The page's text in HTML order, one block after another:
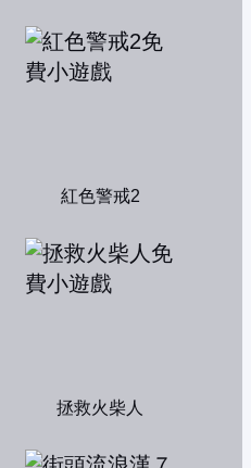
紅色警戒2
拯救火柴人